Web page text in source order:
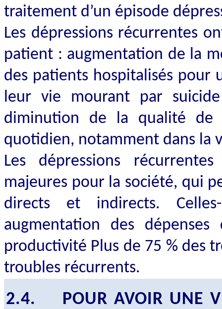
traitement d’un épisode
Les dépressions récurrentes
patient : augmentation de la
des patients hospitalisés pour
leur vie mourant par
diminution de la qualité de
quotidien, notamment dans la
Les dépressions
majeures pour la société, qui
directs et indirects.
augmentation des
productivité Plus de 75 % des
troubles récurrents.
2.4.
POUR AVOIR UNE